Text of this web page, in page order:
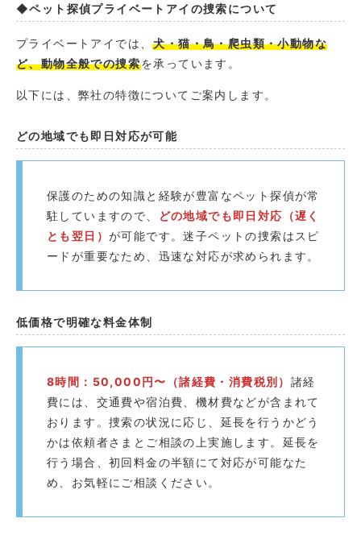
◆ペット探偵プライベートアイの捜索について
プライベートアイでは、犬・猫・鳥・爬虫類・小動物な
ど、動物全般での捜索を承っています。
以下には、弊社の特徴についてご案内します。
どの地域でも即日対応が可能
保護のための知識と経験が豊富なペット探偵が常
駐していますので、
どの地域でも即日対応（遅く
とも翌日） が可能です。迷子ペットの捜索はスピ
ードが重要なため、迅速な対応が求められます。
低価格で明確な料金体制
8時間：50,000円〜（諸経費・消費税別） 諸経
費には、交通費や宿泊費、機材費などが含まれて
おります。捜索の状況に応じ、延長を行うかどう
かは依頼者さまとご相談の上実施します。延長を
行う場合、初回料金の半額にて対応が可能なた
め、お気軽にご相談ください。